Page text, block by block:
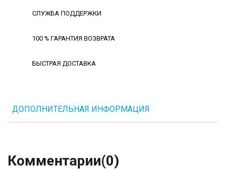
СЛУЖБА ПОДДЕРЖКИ
100 % ГАРАНТИЯ ВОЗВРАТА
БЫСТРАЯ ДОСТАВКА
ДОПОЛНИТЕЛЬНАЯ ИНФОРМАЦИЯ
Комментарии(0)